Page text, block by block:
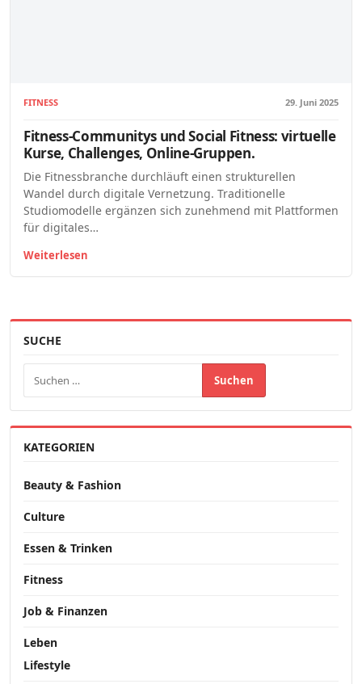
FITNESS 29. Juni 2025
Fitness-Communitys und Social Fitness: virtuelle
Kurse, Challenges, Online-Gruppen.
Die Fitnessbranche durchläuft einen strukturellen
Wandel durch digitale Vernetzung. Traditionelle
Studiomodelle ergänzen sich zunehmend mit Plattformen
für digitales…
Weiterlesen
SUCHE
KATEGORIEN
Beauty & Fashion
Culture
Essen & Trinken
Fitness
Job & Finanzen
Leben
Lifestyle